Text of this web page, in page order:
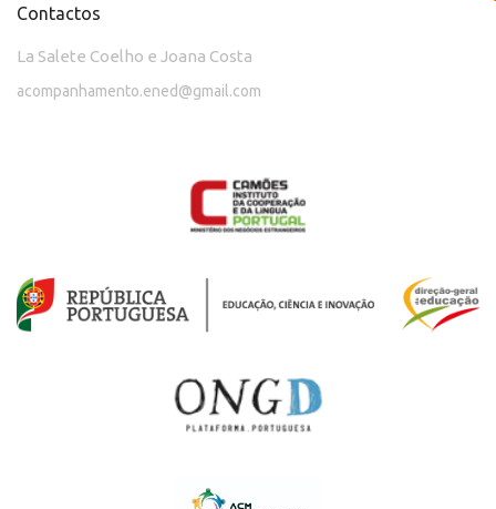
Contactos
La Salete Coelho e Joana Costa
acompanhamento.ened@gmail.com